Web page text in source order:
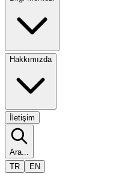
Hakkımızda
İletişim
Ara...
TR
EN